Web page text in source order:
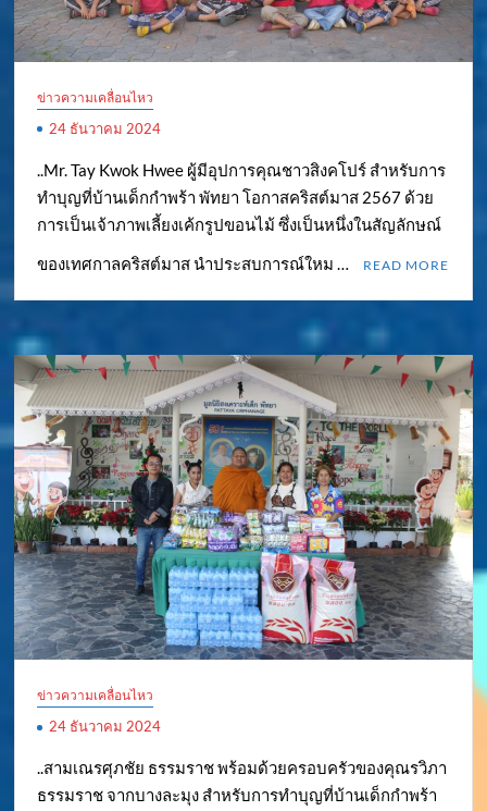
ข่าวความเคลื่อนไหว
24 ธันวาคม 2024
..Mr. Tay Kwok Hwee ผู้มีอุปการคุณชาวสิงคโปร์ สำหรับการ
ทำบุญที่บ้านเด็กกำพร้า พัทยา โอกาสคริสต์มาส 2567 ด้วย
การเป็นเจ้าภาพเลี้ยงเค้กรูปขอนไม้ ซึ่งเป็นหนึ่งในสัญลักษณ์
ของเทศกาลคริสต์มาส นำประสบการณ์ใหม …
READ MORE
ข่าวความเคลื่อนไหว
24 ธันวาคม 2024
..สามเณรศุภชัย ธรรมราช พร้อมด้วยครอบครัวของคุณรวิภา
ธรรมราช จากบางละมุง สำหรับการทำบุญที่บ้านเด็กกำพร้า